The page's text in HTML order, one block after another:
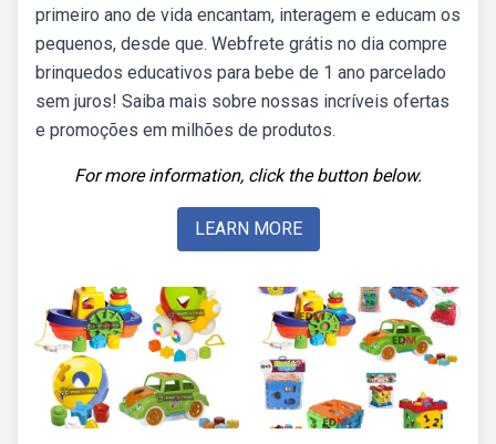
primeiro ano de vida encantam, interagem e educam os
pequenos, desde que. Webfrete grátis no dia compre
brinquedos educativos para bebe de 1 ano parcelado
sem juros! Saiba mais sobre nossas incríveis ofertas
e promoções em milhões de produtos.
For more information, click the button below.
LEARN MORE